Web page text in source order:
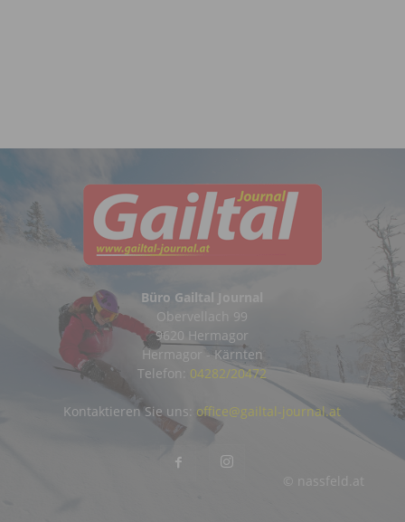
Büro Gailtal Journal
Obervellach 99
9620 Hermagor
Hermagor - Kärnten
Telefon: 04282/20472
© nassfeld.at
Kontaktieren Sie uns: office@gailtal-journal.at